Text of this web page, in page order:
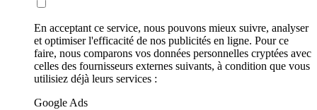
En acceptant ce service, nous pouvons mieux suivre, analyser
et optimiser l'efficacité de nos publicités en ligne. Pour ce
faire, nous comparons vos données personnelles cryptées avec
celles des fournisseurs externes suivants, à condition que vous
utilisiez déjà leurs services :
Google Ads